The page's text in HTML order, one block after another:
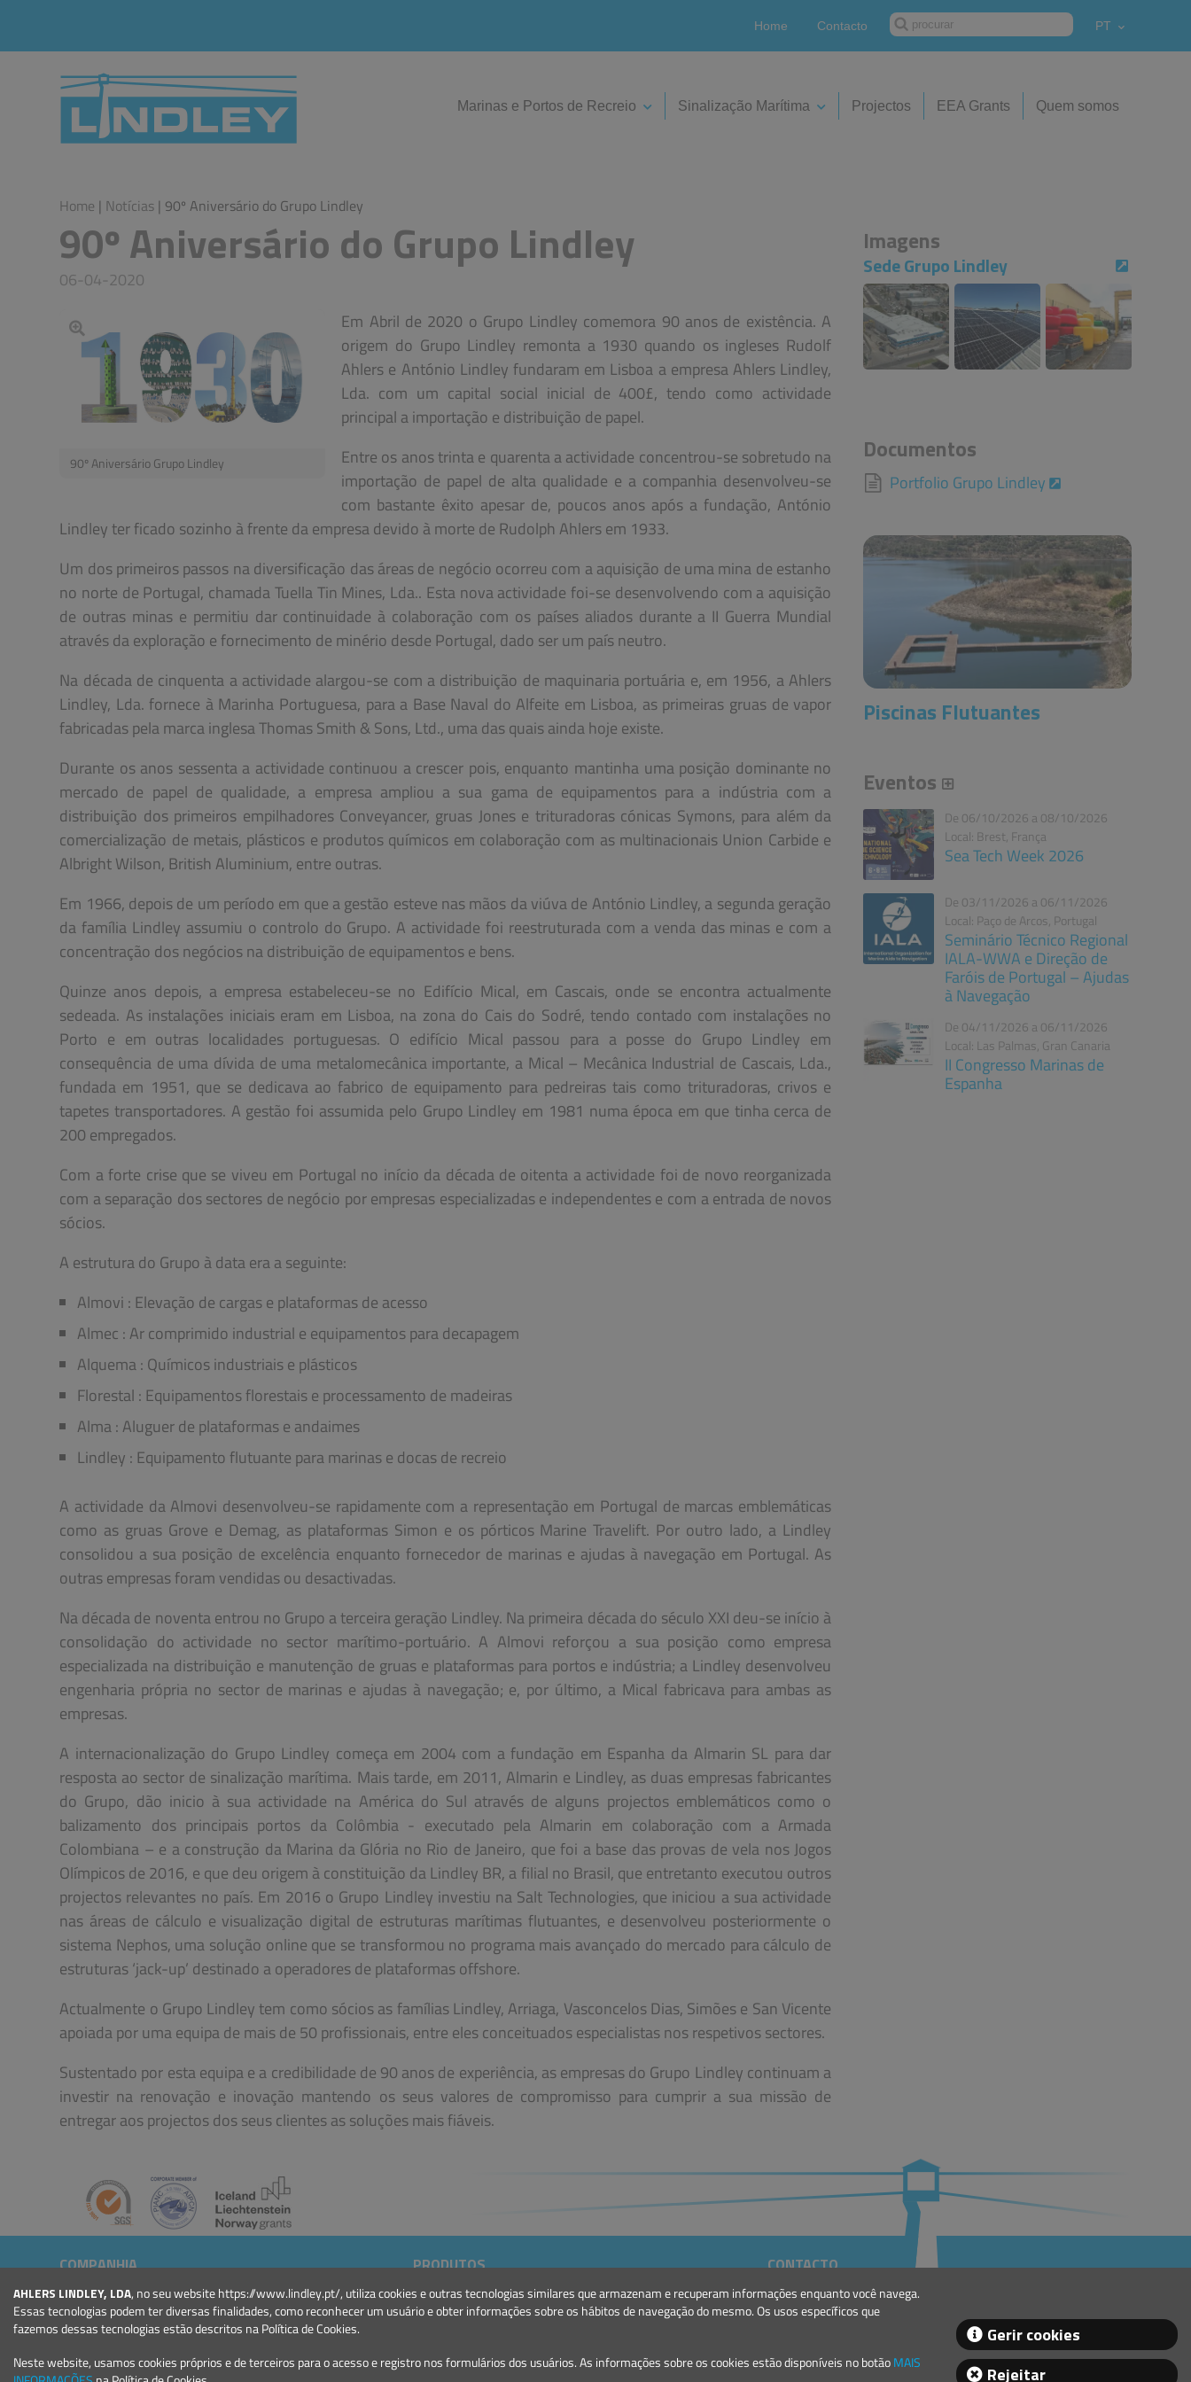
AHLERS LINDLEY, LDA, no seu website https://www.lindley.pt/, utiliza cookies e outras tecnologias similares que armazenam e recuperam informações enquanto você navega.
Essas tecnologias podem ter diversas finalidades, como reconhecer um usuário e obter informações sobre os hábitos de navegação do mesmo. Os usos específicos que
fazemos dessas tecnologias estão descritos na Política de Cookies.
Neste website, usamos cookies próprios e de terceiros para o acesso e registro nos formulários dos usuários. As informações sobre os cookies estão disponíveis no botão MAIS
Gerir cookies
Rejeitar
Home Contacto PT
Marinas e Portos de Recreio Sinalização Marítima Projectos EEA Grants Quem somos
Home | Notícias | 90º Aniversário do Grupo Lindley
90º Aniversário do Grupo Lindley
06-04-2020
90º Aniversário Grupo Lindley
Em Abril de 2020 o Grupo Lindley comemora 90 anos de existência. A
origem do Grupo Lindley remonta a 1930 quando os ingleses Rudolf
Ahlers e António Lindley fundaram em Lisboa a empresa Ahlers Lindley,
Lda. com um capital social inicial de 400£, tendo como actividade
principal a importação e distribuição de papel.
Entre os anos trinta e quarenta a actividade concentrou-se sobretudo na
importação de papel de alta qualidade e a companhia desenvolveu-se
com bastante êxito apesar de, poucos anos após a fundação, António
Lindley ter ficado sozinho à frente da empresa devido à morte de Rudolph Ahlers em 1933.
Um dos primeiros passos na diversificação das áreas de negócio ocorreu com a aquisição de uma mina de estanho
no norte de Portugal, chamada Tuella Tin Mines, Lda.. Esta nova actividade foi-se desenvolvendo com a aquisição
de outras minas e permitiu dar continuidade à colaboração com os países aliados durante a II Guerra Mundial
através da exploração e fornecimento de minério desde Portugal, dado ser um país neutro.
Na década de cinquenta a actividade alargou-se com a distribuição de maquinaria portuária e, em 1956, a Ahlers
Lindley, Lda. fornece à Marinha Portuguesa, para a Base Naval do Alfeite em Lisboa, as primeiras gruas de vapor
fabricadas pela marca inglesa Thomas Smith & Sons, Ltd., uma das quais ainda hoje existe.
Durante os anos sessenta a actividade continuou a crescer pois, enquanto mantinha uma posição dominante no
mercado de papel de qualidade, a empresa ampliou a sua gama de equipamentos para a indústria com a
distribuição dos primeiros empilhadores Conveyancer, gruas Jones e trituradoras cónicas Symons, para além da
comercialização de metais, plásticos e produtos químicos em colaboração com as multinacionais Union Carbide e
Albright Wilson, British Aluminium, entre outras.
Em 1966, depois de um período em que a gestão esteve nas mãos da viúva de António Lindley, a segunda geração
da família Lindley assumiu o controlo do Grupo. A actividade foi reestruturada com a venda das minas e com a
concentração dos negócios na distribuição de equipamentos e bens.
Quinze anos depois, a empresa estabeleceu-se no Edifício Mical, em Cascais, onde se encontra actualmente
sedeada. As instalações iniciais eram em Lisboa, na zona do Cais do Sodré, tendo contado com instalações no
Porto e em outras localidades portuguesas. O edifício Mical passou para a posse do Grupo Lindley em
consequência de uma dívida de uma metalomecânica importante, a Mical – Mecânica Industrial de Cascais, Lda.,
fundada em 1951, que se dedicava ao fabrico de equipamento para pedreiras tais como trituradoras, crivos e
tapetes transportadores. A gestão foi assumida pelo Grupo Lindley em 1981 numa época em que tinha cerca de
200 empregados.
Com a forte crise que se viveu em Portugal no início da década de oitenta a actividade foi de novo reorganizada
com a separação dos sectores de negócio por empresas especializadas e independentes e com a entrada de novos
sócios.
A estrutura do Grupo à data era a seguinte:
Almovi : Elevação de cargas e plataformas de acesso
Almec : Ar comprimido industrial e equipamentos para decapagem
Alquema : Químicos industriais e plásticos
Florestal : Equipamentos florestais e processamento de madeiras
Alma : Aluguer de plataformas e andaimes
Lindley : Equipamento flutuante para marinas e docas de recreio
A actividade da Almovi desenvolveu-se rapidamente com a representação em Portugal de marcas emblemáticas
como as gruas Grove e Demag, as plataformas Simon e os pórticos Marine Travelift. Por outro lado, a Lindley
consolidou a sua posição de excelência enquanto fornecedor de marinas e ajudas à navegação em Portugal. As
outras empresas foram vendidas ou desactivadas.
Na década de noventa entrou no Grupo a terceira geração Lindley. Na primeira década do século XXI deu-se início à
consolidação do actividade no sector marítimo-portuário. A Almovi reforçou a sua posição como empresa
especializada na distribuição e manutenção de gruas e plataformas para portos e indústria; a Lindley desenvolveu
engenharia própria no sector de marinas e ajudas à navegação; e, por último, a Mical fabricava para ambas as
empresas.
A internacionalização do Grupo Lindley começa em 2004 com a fundação em Espanha da Almarin SL para dar
resposta ao sector de sinalização marítima. Mais tarde, em 2011, Almarin e Lindley, as duas empresas fabricantes
do Grupo, dão inicio à sua actividade na América do Sul através de alguns projectos emblemáticos como o
balizamento dos principais portos da Colômbia - executado pela Almarin em colaboração com a Armada
Colombiana – e a construção da Marina da Glória no Rio de Janeiro, que foi a base das provas de vela nos Jogos
Olímpicos de 2016, e que deu origem à constituição da Lindley BR, a filial no Brasil, que entretanto executou outros
projectos relevantes no país. Em 2016 o Grupo Lindley investiu na Salt Technologies, que iniciou a sua actividade
nas áreas de cálculo e visualização digital de estruturas marítimas flutuantes, e desenvolveu posteriormente o
sistema Nephos, uma solução online que se transformou no programa mais avançado do mercado para cálculo de
estruturas ‘jack-up’ destinado a operadores de plataformas offshore.
Actualmente o Grupo Lindley tem como sócios as famílias Lindley, Arriaga, Vasconcelos Dias, Simões e San Vicente
apoiada por uma equipa de mais de 50 profissionais, entre eles conceituados especialistas nos respetivos sectores.
Sustentado por esta equipa e a credibilidade de 90 anos de experiência, as empresas do Grupo Lindley continuam a
investir na renovação e inovação mantendo os seus valores de compromisso para cumprir a sua missão de
entregar aos projectos dos seus clientes as soluções mais fiáveis.
Imagens
Sede Grupo Lindley
Documentos
Portfolio Grupo Lindley
Piscinas Flutuantes
Eventos
De 06/10/2026 a 08/10/2026
Local: Brest, França
Sea Tech Week 2026
De 03/11/2026 a 06/11/2026
Local: Paço de Arcos, Portugal
Seminário Técnico Regional
IALA-WWA e Direção de
Faróis de Portugal – Ajudas
à Navegação
De 04/11/2026 a 06/11/2026
Local: Las Palmas, Gran Canaria
II Congresso Marinas de
Espanha
COMPANHIA
Quem somos
Notícias
Eventos
Condições Gerais
PRODUTOS
Marinas e Portos de Recreio
Sinalização Marítima
CONTACTO
E.:geral@lindley.pt
T.: +351 214 692 024